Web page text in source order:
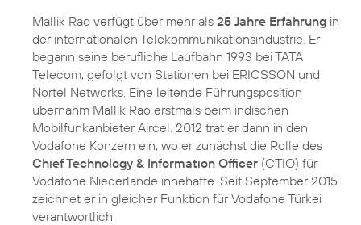
Mallik Rao verfügt über mehr als 25 Jahre Erfahrung in
der internationalen Telekommunikationsindustrie. Er
begann seine berufliche Laufbahn 1993 bei TATA
Telecom, gefolgt von Stationen bei ERICSSON und
Nortel Networks. Eine leitende Führungsposition
übernahm Mallik Rao erstmals beim indischen
Mobilfunkanbieter Aircel. 2012 trat er dann in den
Vodafone Konzern ein, wo er zunächst die Rolle des
Chief Technology & Information Officer (CTIO) für
Vodafone Niederlande innehatte. Seit September 2015
zeichnet er in gleicher Funktion für Vodafone Türkei
verantwortlich.